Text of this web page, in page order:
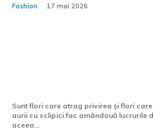
Fashion 17 mai 2026
Sunt flori care atrag privirea și flori
aurii cu sclipici fac amândouă lucrurile
aceea...